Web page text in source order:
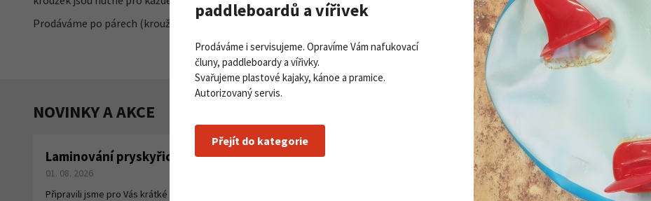
Prodáváme po párech (kroužek a destička).
NOVINKY A AKCE Zobrazit všechny novinky
Laminování pryskyřicí a tkaninou
01. 08. 2026
Připravili jsme pro Vás krátké instruktážní video,
Paddleboardy Viking nově v naší
Získejte
Přihlašte
paddleboardů a vířivek
Prodáváme i servisujeme. Opravíme Vám nafukovací
čluny, paddleboardy a vířivky.
Svařujeme plastové kajaky, kánoe a pramice.
Autorizovaný servis.
Přejít do kategorie